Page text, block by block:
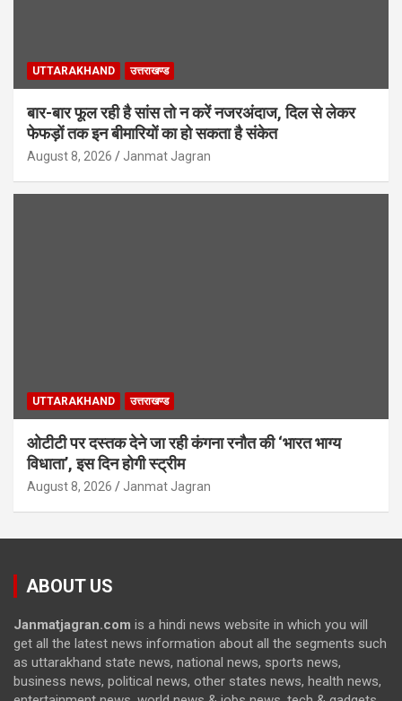
UTTARAKHAND उत्तराखण्ड
बार-बार फूल रही है सांस तो न करें नजरअंदाज, दिल से लेकर
फेफड़ों तक इन बीमारियों का हो सकता है संकेत
August 8, 2026 Janmat Jagran
UTTARAKHAND उत्तराखण्ड
ओटीटी पर दस्तक देने जा रही कंगना रनौत की ‘भारत भाग्य
विधाता’, इस दिन होगी स्ट्रीम
August 8, 2026 Janmat Jagran
ABOUT US
Janmatjagran.com is a hindi news website in which you will
get all the latest news information about all the segments such
as uttarakhand state news, national news, sports news,
business news, political news, other states news, health news,